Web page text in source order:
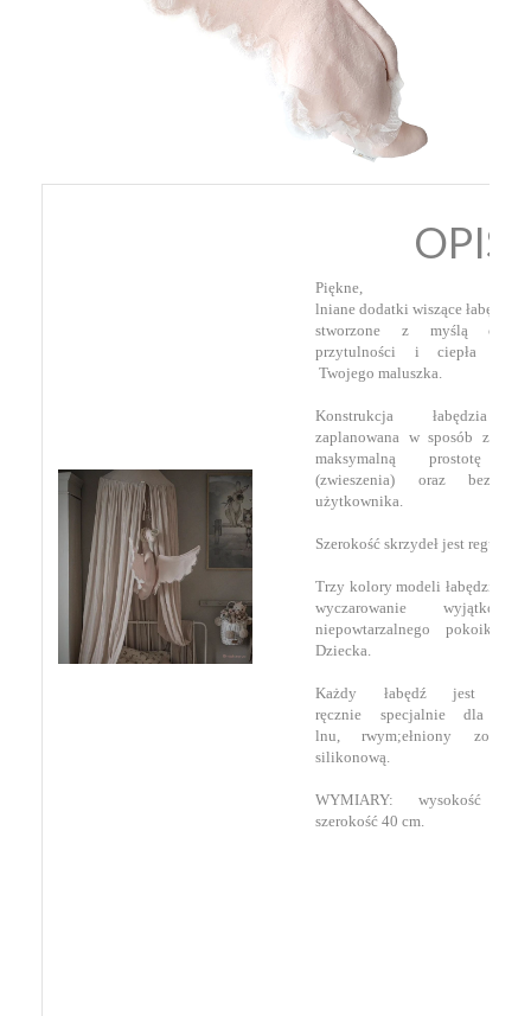
OPIS
Piękne,
lniane dodatki wiszące łabędzie
stworzone z myślą o
przytulności i ciepła w
Twojego maluszka.
Konstrukcja łabędzia
zaplanowana w sposób
maksymalną prostotę
(zwieszenia) oraz
użytkownika.
Szerokość skrzydeł jest
Trzy kolory modeli łabędzi
wyczarowanie
niepowtarzalnego pokoiku
Dziecka.
Każdy łabędź jest
ręcznie specjalnie dla
lnu,rwym;ełniony został
silikonową
WYMIARY: wysokość
szerokość 40 cm